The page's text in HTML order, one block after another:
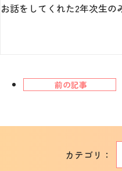
お話をしてくれた2年次生の
前の記事
カテゴリ：